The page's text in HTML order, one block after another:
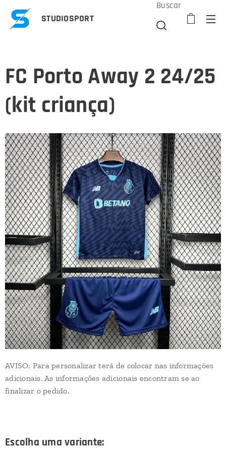
STUDIOSPORT
Buscar
FC Porto Away 2 24/25
(kit criança)
AVISO: Para personalizar terá de colocar nas informações
adicionais. As informações adicionais encontram se ao
finalizar o pedido.
Escolha uma variante: